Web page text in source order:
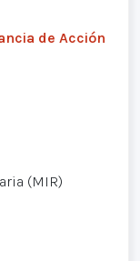
de Acción
(MIR)